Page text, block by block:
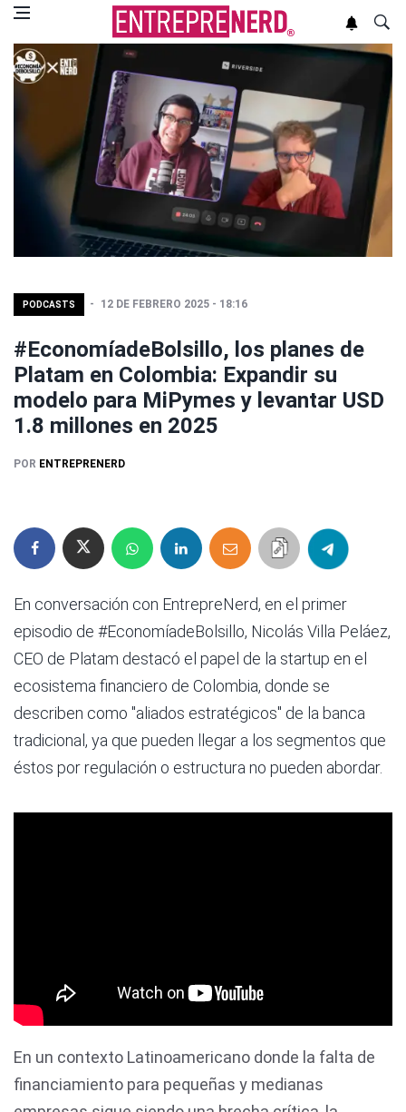
PODCASTS 12 DE FEBRERO 2025 - 18:16
#EconomíadeBolsillo, los planes de
Platam en Colombia: Expandir su
modelo para MiPymes y levantar USD
1.8 millones en 2025
POR ENTREPRENERD
En conversación con EntrepreNerd, en el primer
episodio de #EconomíadeBolsillo, Nicolás Villa Peláez,
CEO de Platam destacó el papel de la startup en el
ecosistema financiero de Colombia, donde se
describen como "aliados estratégicos" de la banca
tradicional, ya que pueden llegar a los segmentos que
éstos por regulación o estructura no pueden abordar.
En un contexto Latinoamericano donde la falta de
financiamiento para pequeñas y medianas